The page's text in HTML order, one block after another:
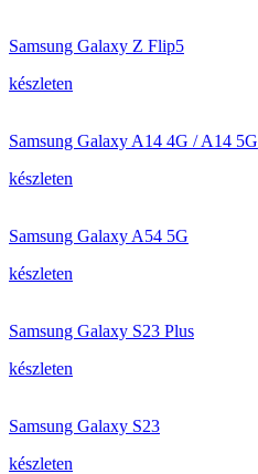
Samsung Galaxy Z Flip5
készleten
Samsung Galaxy A14 4G / A14 5G
készleten
Samsung Galaxy A54 5G
készleten
Samsung Galaxy S23 Plus
készleten
Samsung Galaxy S23
készleten